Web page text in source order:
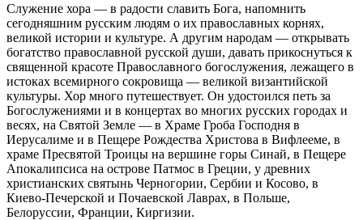
Служение хора — в радости славить Бога, напомнить
сегодняшним русским людям о их православных корнях,
великой истории и культуре. А другим народам — открывать
богатство православной русской души, давать прикоснуться к
священной красоте Православного богослужения, лежащего в
истоках всемирного сокровища — великой византийской
культуры. Хор много путешествует. Он удостоился петь за
Богослужениями и в концертах во многих русских городах и
весях, на Святой Земле — в Храме Гроба Господня в
Иерусалиме и в Пещере Рождества Христова в Вифлееме, в
храме Пресвятой Троицы на вершине горы Синай, в Пещере
Апокалипсиса на острове Патмос в Греции, у древних
христианских святынь Черногории, Сербии и Косово, в
Киево-Печерской и Почаевской Лаврах, в Польше,
Белоруссии, Франции, Киргизии.